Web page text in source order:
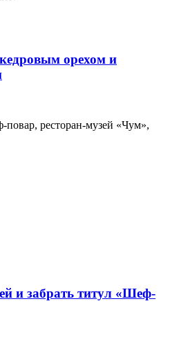
орехом и
повар, ресторан-музей «Чум»,
и забрать титул «Шеф-